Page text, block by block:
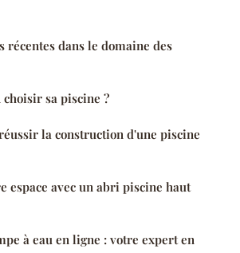
récentes dans le domaine des
sa piscine ?
la construction d'une piscine
espace avec un abri piscine haut
à eau en ligne : votre expert en